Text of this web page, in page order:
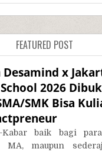
FEATURED POST
Desamind x
2026
SMK Bisa
Kabar baik bagi
MA, maupun